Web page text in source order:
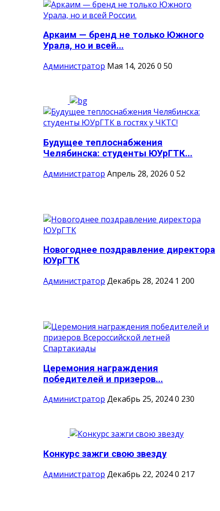
Аркаим — бренд не только Южного
Урала, но и всей...
Администратор Мая 14, 2026 0 50
Будущее теплоснабжения
Челябинска: студенты ЮУрГТК...
Администратор Апрель 28, 2026 0 52
Новогоднее поздравление директора
ЮУрГТК
Администратор Декабрь 28, 2024 1 200
Церемония награждения
победителей и призеров...
Администратор Декабрь 25, 20240 230
Конкурс зажги свою звезду
Администратор Декабрь 22, 20240 217